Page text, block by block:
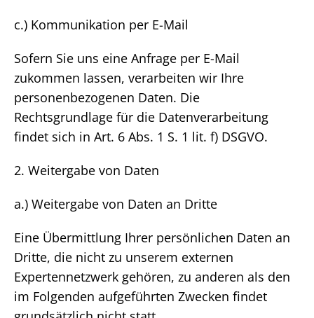
c.) Kommunikation per E-Mail
Sofern Sie uns eine Anfrage per E-Mail
zukommen lassen, verarbeiten wir Ihre
personenbezogenen Daten. Die
Rechtsgrundlage für die Datenverarbeitung
findet sich in Art. 6 Abs. 1 S. 1 lit. f) DSGVO.
2. Weitergabe von Daten
a.) Weitergabe von Daten an Dritte
Eine Übermittlung Ihrer persönlichen Daten an
Dritte, die nicht zu unserem externen
Expertennetzwerk gehören, zu anderen als den
im Folgenden aufgeführten Zwecken findet